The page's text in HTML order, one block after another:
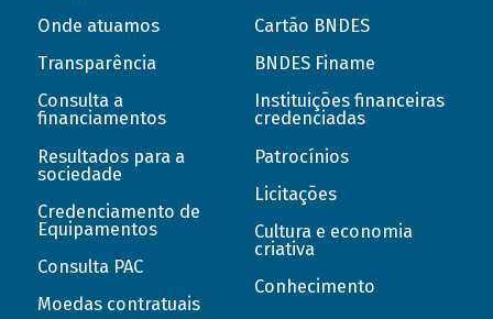
Onde atuamos
Transparência
Consulta a
financiamentos
Resultados para a
sociedade
Credenciamento de
Equipamentos
Consulta PAC
Moedas contratuais
Cartão BNDES
BNDES Finame
Instituições financeiras
credenciadas
Patrocínios
Licitações
Cultura e economia
criativa
Conhecimento